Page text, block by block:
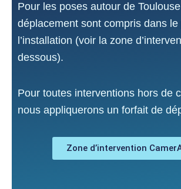
Pour les poses autour de
déplacement sont compris dans le
l’installation (voir la zone
dessous).
Pour toutes interventions hors de
nous appliquerons un forfait de
Zone d’intervention